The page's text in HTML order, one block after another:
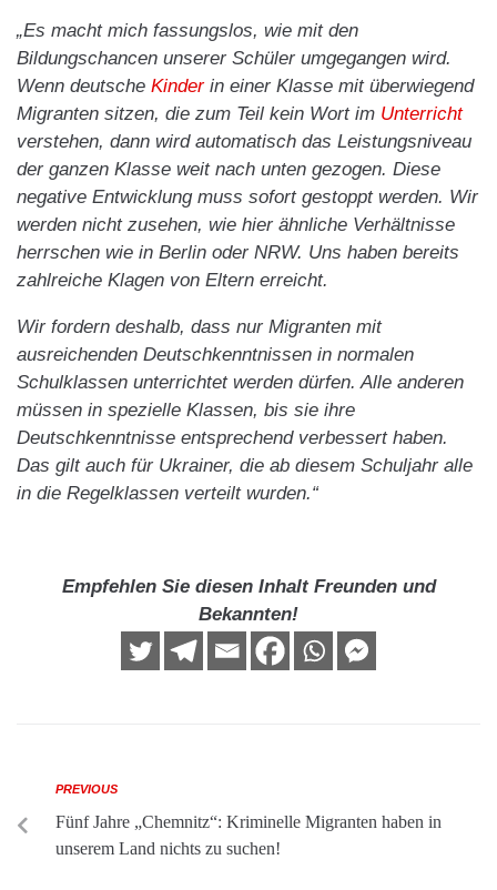
„Es macht mich fassungslos, wie mit den
Bildungschancen unserer Schüler umgegangen wird.
Wenn deutsche Kinderin einer Klasse mit überwiegend
Migranten sitzen, die zum Teil kein Wort im Unterricht
verstehen, dann wird automatisch das Leistungsniveau
der ganzen Klasse weit nach unten gezogen. Diese
negative Entwicklung muss sofort gestoppt werden. Wir
werden nicht zusehen, wie hier ähnliche Verhältnisse
herrschen wie in Berlin oder NRW. Uns haben bereits
zahlreiche Klagen von Eltern erreicht.
Wir fordern deshalb, dass nur Migranten mit
ausreichenden Deutschkenntnissen in normalen
Schulklassen unterrichtet werden dürfen. Alle anderen
müssen in spezielle Klassen, bis sie ihre
Deutschkenntnisse entsprechend verbessert haben.
Das gilt auch für Ukrainer, die ab diesem Schuljahr alle
in die Regelklassen verteilt wurden.“
Empfehlen Sie diesen Inhalt Freunden und
Bekannten!
PREVIOUS
Fünf Jahre „Chemnitz“: Kriminelle Migranten haben in
unserem Land nichts zu suchen!